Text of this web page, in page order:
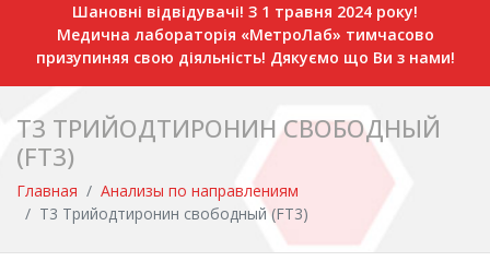
Шановні відвідувачі! З 1 травня 2024 року!
Медична лабораторія «МетроЛаб» тимчасово
призупиняя свою діяльність! Дякуємо що Ви з нами!
Т3 ТРИЙОДТИРОНИН СВОБОДНЫЙ
(FT3)
Главная
Анализы по направлениям
Т3 Трийодтиронин свободный (FT3)